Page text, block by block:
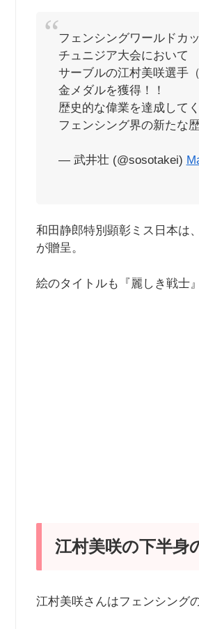
フェンシングワールドカ
チュニジア大会において
サーブルの江村美咲選手
金メダルを獲得！！
歴史的な偉業を達成して
フェンシング界の新たな
— 武井壮 (@sosotakei)
和田静郎特別顕彰ミス日本は
が贈呈。
絵のタイトルも『麗しき戦士
江村美咲の下半身
江村美咲さんはフェンシング